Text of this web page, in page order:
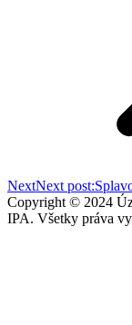
NextNext post:
Copyright © 2024
IPA. Všetky práva